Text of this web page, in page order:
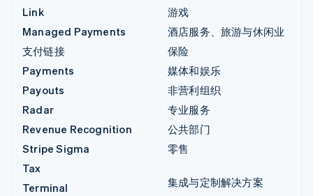
Link
Managed Payments
支付链接
Payments
Payouts
Radar
Revenue Recognition
Stripe Sigma
Tax
Terminal
游戏
酒店服务、旅游与休闲业
保险
媒体和娱乐
非营利组织
专业服务
公共部门
零售
集成与定制解决方案